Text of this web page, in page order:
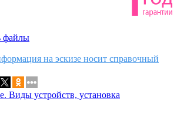
файлы
на эскизе носит справочный